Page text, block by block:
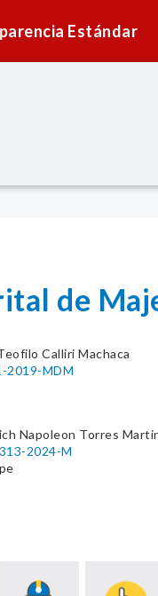
Estándar
de
Calliri Machaca
2019-MDM
Napoleon Torres
2024-M